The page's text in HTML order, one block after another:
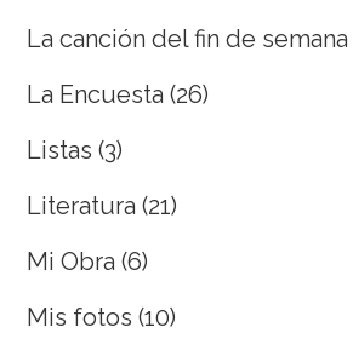
La canción del fin de semana
La Encuesta (26)
Listas (3)
Literatura (21)
Mi Obra (6)
Mis fotos (10)